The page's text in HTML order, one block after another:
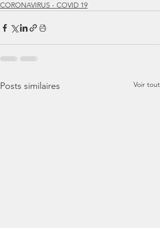
CORONAVIRUS - COVID 19
Posts similaires Voir tout